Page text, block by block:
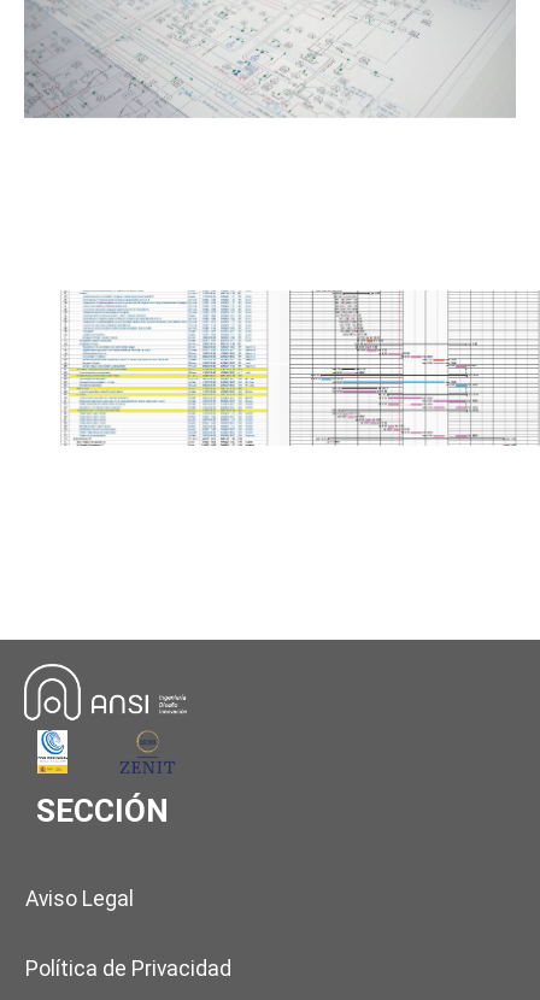
Ingeniería
Piping
Management
planificación
SECCIÓN
Aviso Legal
Política de Privacidad